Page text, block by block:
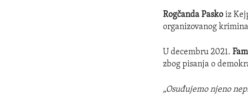
Rogčanda Pasko iz
organizovanog
U decembru 2021.
zbog pisanja o
„Osuđujemo njeno